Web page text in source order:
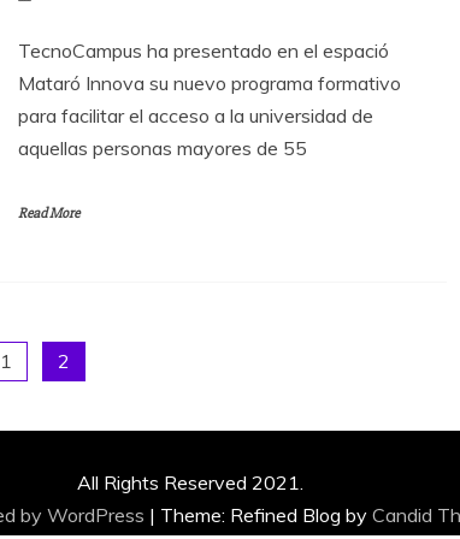
TecnoCampus ha presentado en el espació
Mataró Innova su nuevo programa formativo
para facilitar el acceso a la universidad de
aquellas personas mayores de 55
Read More
1 2
All Rights Reserved 2021.
by WordPress | Theme: Refined Blog by Candid